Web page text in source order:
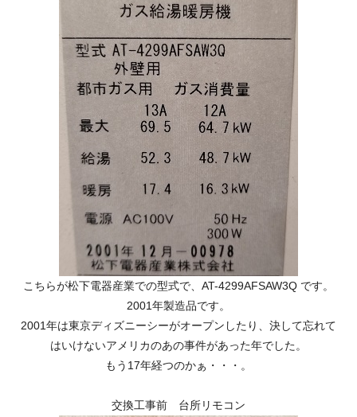
こちらが松下電器産業での型式で、AT-4299AFSAW3Q です。
2001年製造品です。
2001年は東京ディズニーシーがオープンしたり、決して忘れて
はいけないアメリカのあの事件があった年でした。
もう17年経つのかぁ・・・。
交換工事前 台所リモコン